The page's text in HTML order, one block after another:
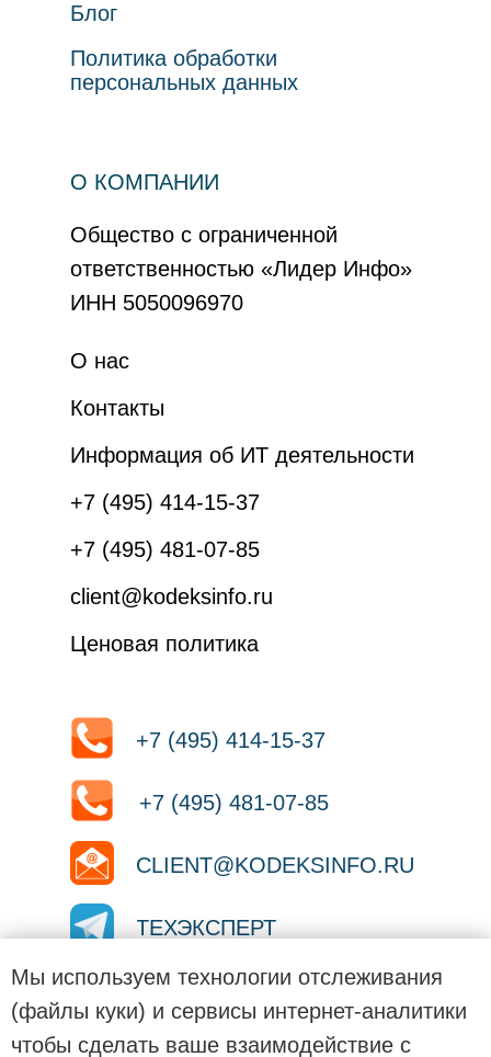
Мы используем технологии отслеживания
(файлы куки) и сервисы интернет-аналитики
чтобы сделать ваше взаимодействие с
Политика обработки
персональных данных
Блог
+7 (495) 414-15-37
+7 (495) 481-07-85
CLIENT@KODEKSINFO.RU
ТЕХЭКСПЕРТ
ТЕХЭКСПЕРТ
ТЕХЭКСПЕРТ
+7 (495) 414-15-37
+7 (495) 481-07-85
client@kodeksinfo.ru
Информация об ИТ деятельности
Ценовая политика
Контакты
О нас
О КОМПАНИИ
Общество с ограниченной
ответственностью «Лидер Инфо»
ИНН 5050096970